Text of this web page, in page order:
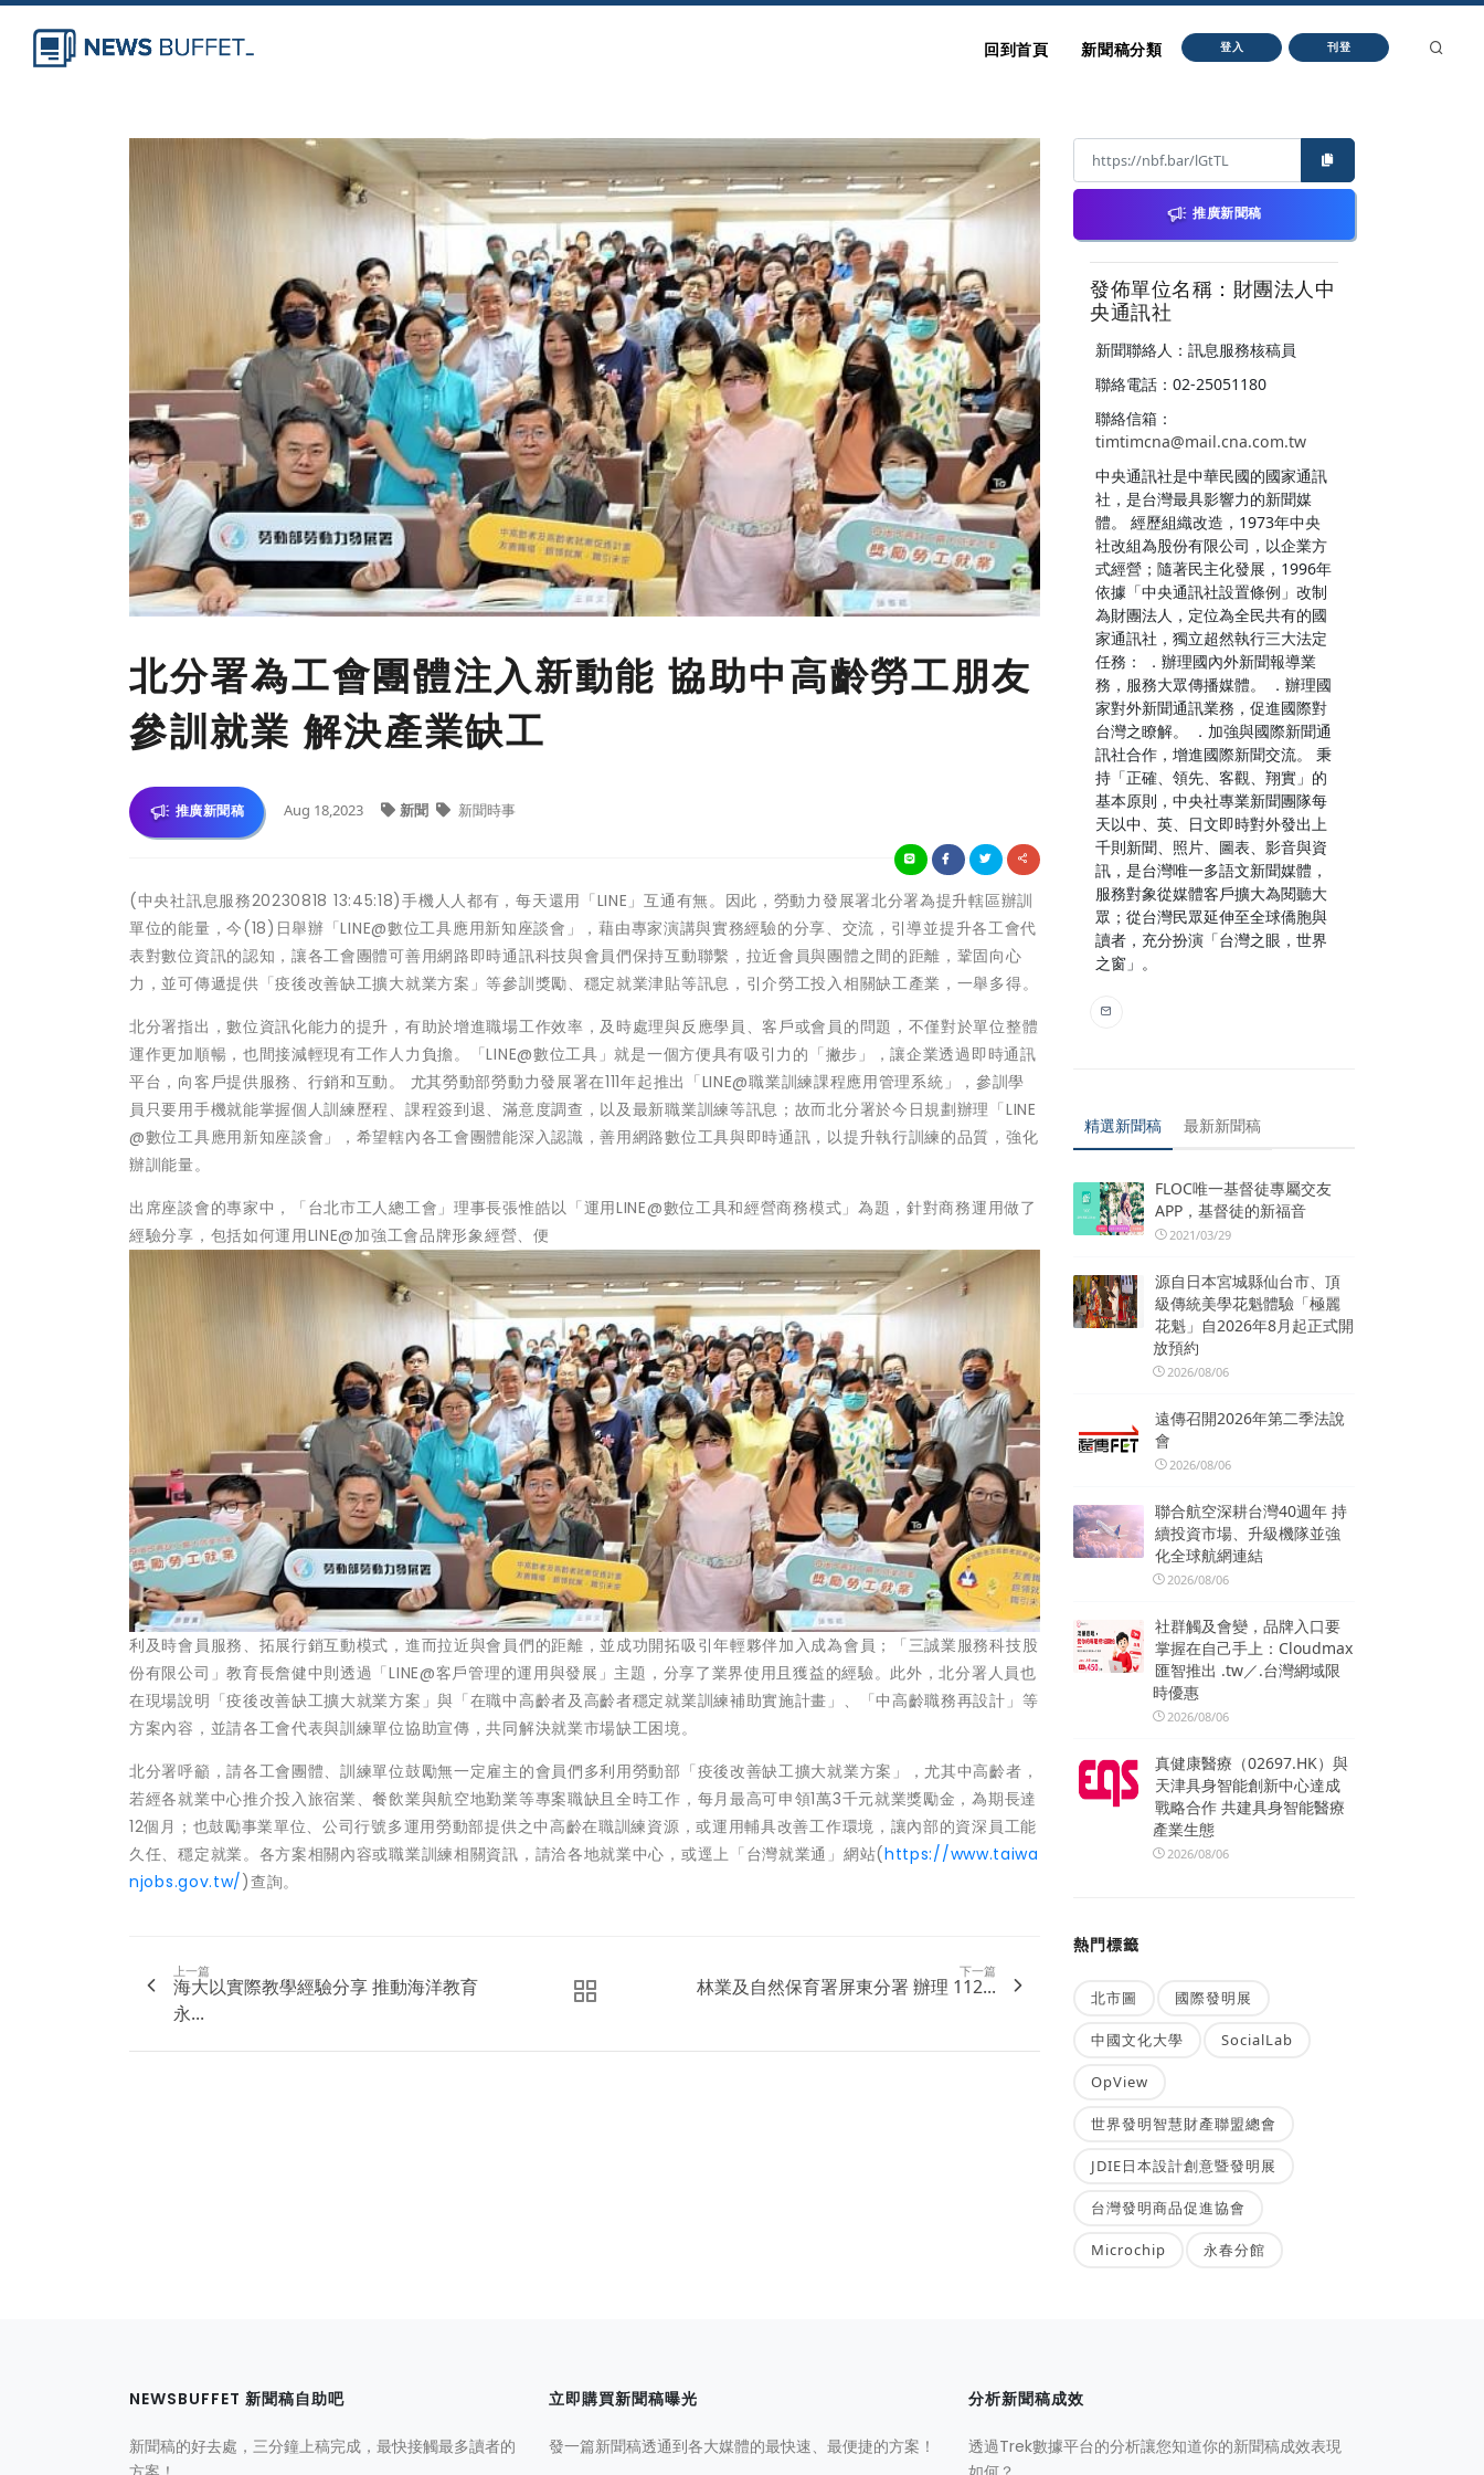
回到首頁 新聞稿分類 登入 刊登
北分署為工會團體注入新動能 協助中高齡勞工朋友
參訓就業 解決產業缺工
推廣新聞稿 Aug 18,2023 新聞 新聞時事
(中央社訊息服務20230818 13:45:18)手機人人都有，每天還用「LINE」互通有無。因此，勞動力發展署北分署為提升轄區辦訓
單位的能量，今(18)日舉辦「LINE@數位工具應用新知座談會」，藉由專家演講與實務經驗的分享、交流，引導並提升各工會代
表對數位資訊的認知，讓各工會團體可善用網路即時通訊科技與會員們保持互動聯繫，拉近會員與團體之間的距離，鞏固向心
力，並可傳遞提供「疫後改善缺工擴大就業方案」等參訓獎勵、穩定就業津貼等訊息，引介勞工投入相關缺工產業，一舉多得。
北分署指出，數位資訊化能力的提升，有助於增進職場工作效率，及時處理與反應學員、客戶或會員的問題，不僅對於單位整體
運作更加順暢，也間接減輕現有工作人力負擔。「LINE@數位工具」就是一個方便具有吸引力的「撇步」，讓企業透過即時通訊
平台，向客戶提供服務、行銷和互動。 尤其勞動部勞動力發展署在111年起推出「LINE@職業訓練課程應用管理系統」，參訓學
員只要用手機就能掌握個人訓練歷程、課程簽到退、滿意度調查，以及最新職業訓練等訊息；故而北分署於今日規劃辦理「LINE
@數位工具應用新知座談會」，希望轄內各工會團體能深入認識，善用網路數位工具與即時通訊，以提升執行訓練的品質，強化
辦訓能量。
出席座談會的專家中，「台北市工人總工會」理事長張惟皓以「運用LINE@數位工具和經營商務模式」為題，針對商務運用做了
經驗分享，包括如何運用LINE@加強工會品牌形象經營、便
利及時會員服務、拓展行銷互動模式，進而拉近與會員們的距離，並成功開拓吸引年輕夥伴加入成為會員；「三誠業服務科技股
份有限公司」教育長詹健中則透過「LINE@客戶管理的運用與發展」主題，分享了業界使用且獲益的經驗。此外，北分署人員也
在現場說明「疫後改善缺工擴大就業方案」與「在職中高齡者及高齡者穩定就業訓練補助實施計畫」、「中高齡職務再設計」等
方案內容，並請各工會代表與訓練單位協助宣傳，共同解決就業市場缺工困境。
北分署呼籲，請各工會團體、訓練單位鼓勵無一定雇主的會員們多利用勞動部「疫後改善缺工擴大就業方案」，尤其中高齡者，
若經各就業中心推介投入旅宿業、餐飲業與航空地勤業等專案職缺且全時工作，每月最高可申領1萬3千元就業獎勵金，為期長達
12個月；也鼓勵事業單位、公司行號多運用勞動部提供之中高齡在職訓練資源，或運用輔具改善工作環境，讓內部的資深員工能
久任、穩定就業。各方案相關內容或職業訓練相關資訊，請洽各地就業中心，或逕上「台灣就業通」網站(https://www.taiwa
njobs.gov.tw/)查詢。
上一篇
海大以實際教學經驗分享 推動海洋教育
永...
下一篇
林業及自然保育署屏東分署 辦理 112...
推廣新聞稿
發佈單位名稱：財團法人中
央通訊社
新聞聯絡人：訊息服務核稿員
聯絡電話：02-25051180
聯絡信箱：
timtimcna@mail.cna.com.tw
中央通訊社是中華民國的國家通訊
社，是台灣最具影響力的新聞媒
體。 經歷組織改造，1973年中央
社改組為股份有限公司，以企業方
式經營；隨著民主化發展，1996年
依據「中央通訊社設置條例」改制
為財團法人，定位為全民共有的國
家通訊社，獨立超然執行三大法定
任務： ．辦理國內外新聞報導業
務，服務大眾傳播媒體。 ．辦理國
家對外新聞通訊業務，促進國際對
台灣之瞭解。 ．加強與國際新聞通
訊社合作，增進國際新聞交流。 秉
持「正確、領先、客觀、翔實」的
基本原則，中央社專業新聞團隊每
天以中、英、日文即時對外發出上
千則新聞、照片、圖表、影音與資
訊，是台灣唯一多語文新聞媒體，
服務對象從媒體客戶擴大為閱聽大
眾；從台灣民眾延伸至全球僑胞與
讀者，充分扮演「台灣之眼，世界
之窗」。
精選新聞稿 最新新聞稿
FLOC唯一基督徒專屬交友
APP，基督徒的新福音
2021/03/29
源自日本宮城縣仙台市、頂
級傳統美學花魁體驗「極麗
花魁」自2026年8月起正式開
放預約
2026/08/06
遠傳召開2026年第二季法說
會
2026/08/06
聯合航空深耕台灣40週年 持
續投資市場、升級機隊並強
化全球航網連結
2026/08/06
社群觸及會變，品牌入口要
掌握在自己手上：Cloudmax
匯智推出 .tw／.台灣網域限
時優惠
2026/08/06
真健康醫療（02697.HK）與
天津具身智能創新中心達成
戰略合作 共建具身智能醫療
產業生態
2026/08/06
熱門標籤
北市圖 國際發明展
中國文化大學 SocialLab
OpView
世界發明智慧財產聯盟總會
JDIE日本設計創意暨發明展
台灣發明商品促進協會
Microchip 永春分館
NEWSBUFFET 新聞稿自助吧
新聞稿的好去處，三分鐘上稿完成，最快接觸最多讀者的
立即購買新聞稿曝光
發一篇新聞稿透通到各大媒體的最快速、最便捷的方案！
分析新聞稿成效
透過Trek數據平台的分析讓您知道你的新聞稿成效表現